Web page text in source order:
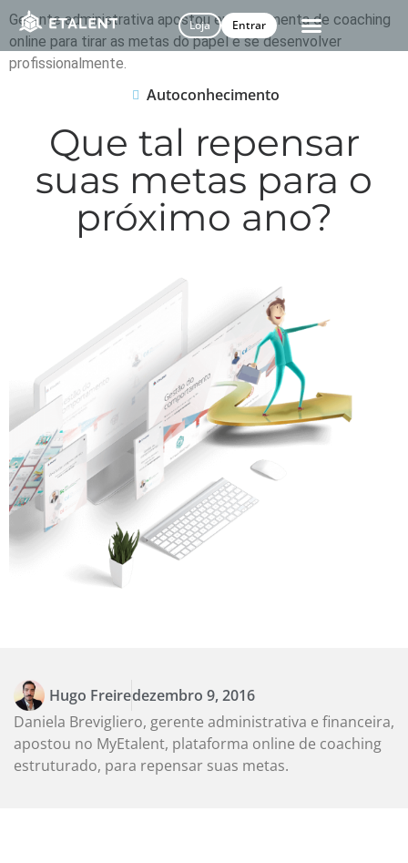
Loja Entrar
Gerente administrativa apostou em ferramenta de coaching
online para tirar as metas do papel e se desenvolver
profissionalmente.
Autoconhecimento
Que tal repensar
suas metas para o
próximo ano?
Hugo Freiredezembro 9, 2016
Daniela Brevigliero, gerente administrativa e financeira,
apostou no MyEtalent, plataforma online de coaching
estruturado, para repensar suas metas.